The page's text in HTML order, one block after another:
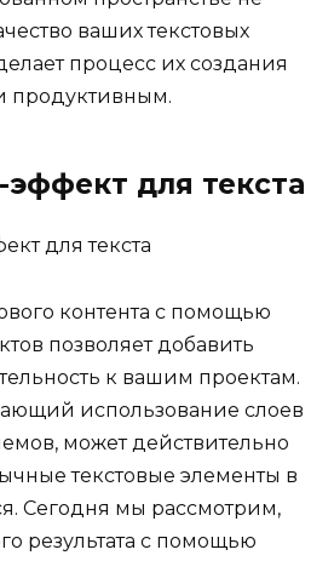
ваших текстовых
процесс их создания
продуктивным.
для текста
контента с помощью
позволяет добавить
к вашим проектам.
использование слоев
может действительно
текстовые элементы в
Сегодня мы рассмотрим,
результата с помощью